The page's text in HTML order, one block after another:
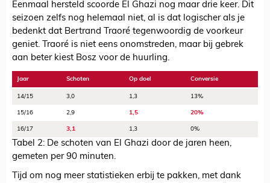
Eenmaal hersteld scoorde El Ghazi nog maar drie keer. Dit
seizoen zelfs nog helemaal niet, al is dat logischer als je
bedenkt dat Bertrand Traoré tegenwoordig de voorkeur
geniet. Traoré is niet eens onomstreden, maar bij gebrek
aan beter kiest Bosz voor de huurling.
Jaar Schoten Op doel Conversie
14/15 3,0 1,3 13%
15/16 2,9 1,5 20%
16/17 3,1 1,3 0%
Tabel 2: De schoten van El Ghazi door de jaren heen,
gemeten per 90 minuten.
Tijd om nog meer statistieken erbij te pakken, met dank